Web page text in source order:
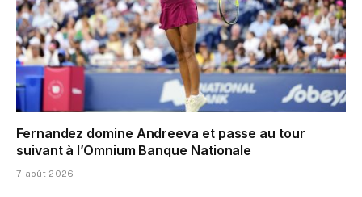
Fernandez domine Andreeva et passe au tour
suivant à l’Omnium Banque Nationale
7 août 2026